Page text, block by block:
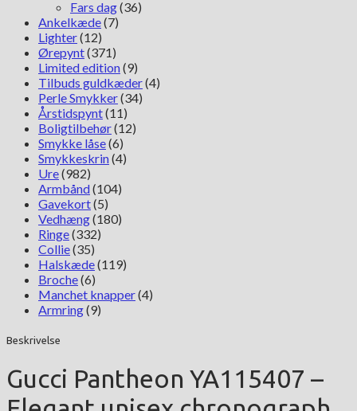
Fars dag(36)
Ankelkæde(7)
Lighter(12)
Ørepynt(371)
Limited edition(9)
Tilbuds guldkæder(4)
Perle Smykker(34)
Årstidspynt(11)
Boligtilbehør(12)
Smykke låse(6)
Smykkeskrin(4)
Ure(982)
Armbånd(104)
Gavekort(5)
Vedhæng(180)
Ringe(332)
Collie(35)
Halskæde(119)
Broche(6)
Manchet knapper(4)
Armring(9)
Beskrivelse
Gucci Pantheon YA115407 –